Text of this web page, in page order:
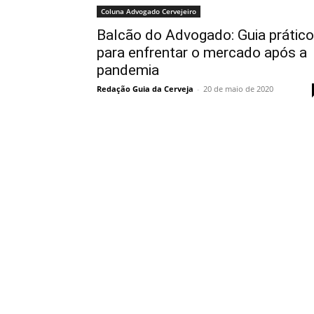
Coluna Advogado Cervejeiro
Balcão do Advogado: Guia prático
para enfrentar o mercado após a
pandemia
Redação Guia da Cerveja - 20 de maio de 2020